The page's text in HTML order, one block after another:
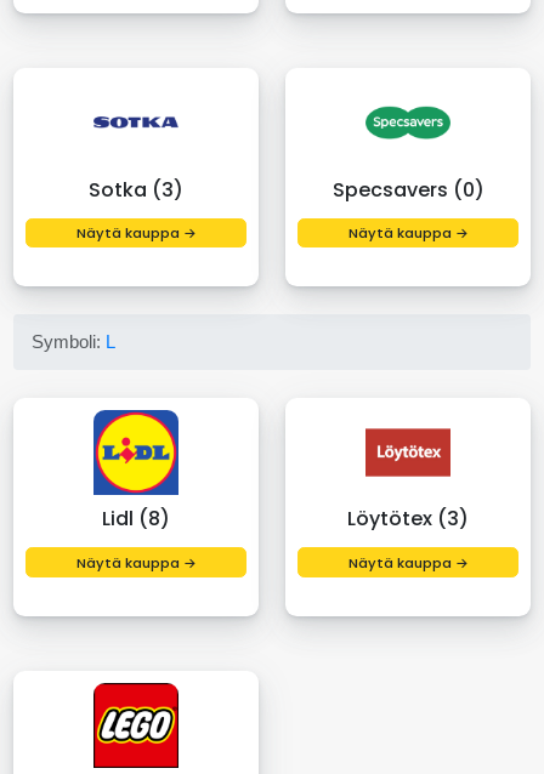
Sotka (3)
Näytä kauppa →
Specsavers (0)
Näytä kauppa →
Symboli: L
Lidl (8)
Näytä kauppa →
Löytötex (3)
Näytä kauppa →